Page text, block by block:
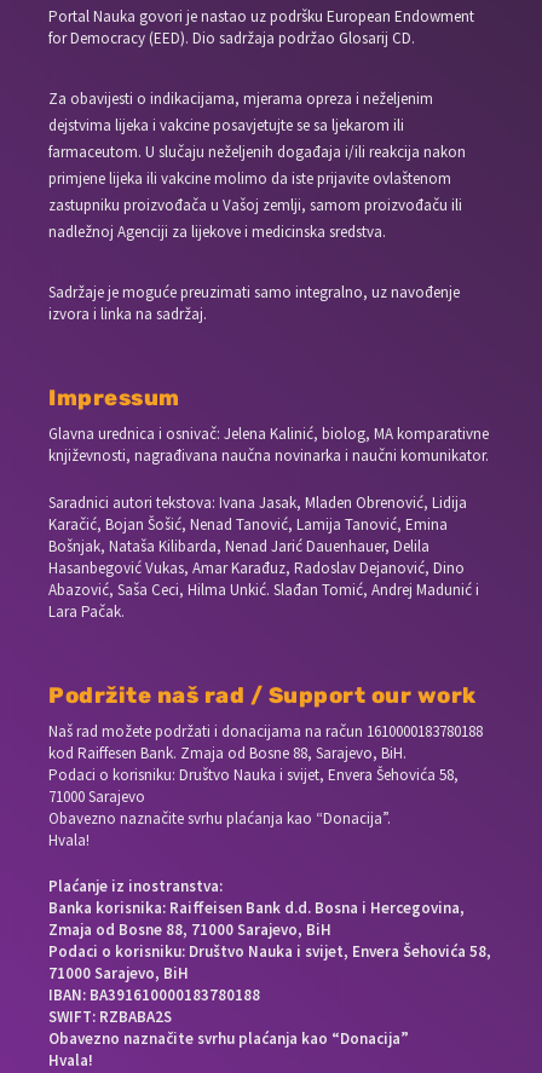
Portal Nauka govori je nastao uz podršku European Endowment
for Democracy (EED). Dio sadržaja podržao Glosarij CD.
Za obavijesti o indikacijama, mjerama opreza i neželjenim
dejstvima lijeka i vakcine posavjetujte se sa ljekarom ili
farmaceutom. U slučaju neželjenih događaja i/ili reakcija nakon
primjene lijeka ili vakcine molimo da iste prijavite ovlaštenom
zastupniku proizvođača u Vašoj zemlji, samom proizvođaču ili
nadležnoj Agenciji za lijekove i medicinska sredstva.
Sadržaje je moguće preuzimati samo integralno, uz navođenje
izvora i linka na sadržaj.
Impressum
Glavna urednica i osnivač: Jelena Kalinić, biolog, MA komparativne
književnosti, nagrađivana naučna novinarka i naučni komunikator.
Saradnici autori tekstova: Ivana Jasak, Mladen Obrenović, Lidija
Karačić, Bojan Šošić, Nenad Tanović, Lamija Tanović, Emina
Bošnjak, Nataša Kilibarda, Nenad Jarić Dauenhauer, Delila
Hasanbegović Vukas, Amar Karađuz, Radoslav Dejanović, Dino
Abazović, Saša Ceci, Hilma Unkić. Slađan Tomić, Andrej Madunić i
Lara Pačak.
Podržite naš rad / Support our work
Naš rad možete podržati i donacijama na račun 1610000183780188
kod Raiffesen Bank. Zmaja od Bosne 88, Sarajevo, BiH.
Podaci o korisniku: Društvo Nauka i svijet, Envera Šehovića 58,
71000 Sarajevo
Obavezno naznačite svrhu plaćanja kao “Donacija”.
Hvala!
Plaćanje iz inostranstva:
Banka korisnika: Raiffeisen Bank d.d. Bosna i Hercegovina,
Zmaja od Bosne 88, 71000 Sarajevo, BiH
Podaci o korisniku: Društvo Nauka i svijet, Envera Šehovića 58,
71000 Sarajevo, BiH
IBAN: BA391610000183780188
SWIFT: RZBABA2S
Obavezno naznačite svrhu plaćanja kao “Donacija”
Hvala!